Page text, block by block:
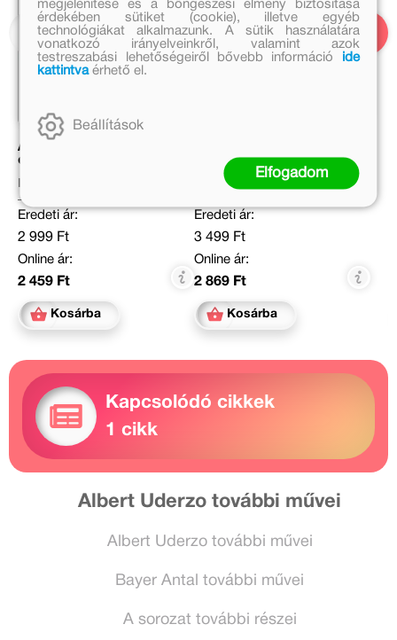
Asterix 17. - Az istenek
otthona
Eredeti ár:
2 999 Ft
Online ár:
2 459 Ft
Kosárba
belgák
Albert Uderzo
Eredeti ár:
3 499 Ft
Online ár:
2 869 Ft
Kosárba
Kapcsolódó cikkek
1 cikk
Albert Uderzo további művei
Albert Uderzo további művei
Bayer Antal további művei
A sorozat további részei
megjelenítése és a böngészési élmény biztosítása
érdekében sütiket (cookie), illetve egyéb
technológiákat alkalmazunk. A sütik használatára
vonatkozó irányelveinkről, valamint azok
testreszabási lehetőségeiről bővebb információ
ide
kattintvaérhető el.
Beállítások
Elfogadom